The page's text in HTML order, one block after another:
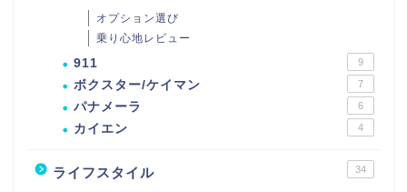
オプション選び
乗り心地レビュー
911 9
ボクスター/ケイマン 7
パナメーラ 6
カイエン 4
ライフスタイル 34